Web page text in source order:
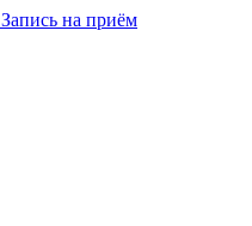
Запись на приём